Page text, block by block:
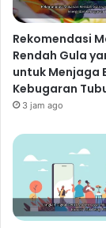
Rekomendasi
Rendah Gula
untuk Menjaga
Kebugaran
3 jam ago